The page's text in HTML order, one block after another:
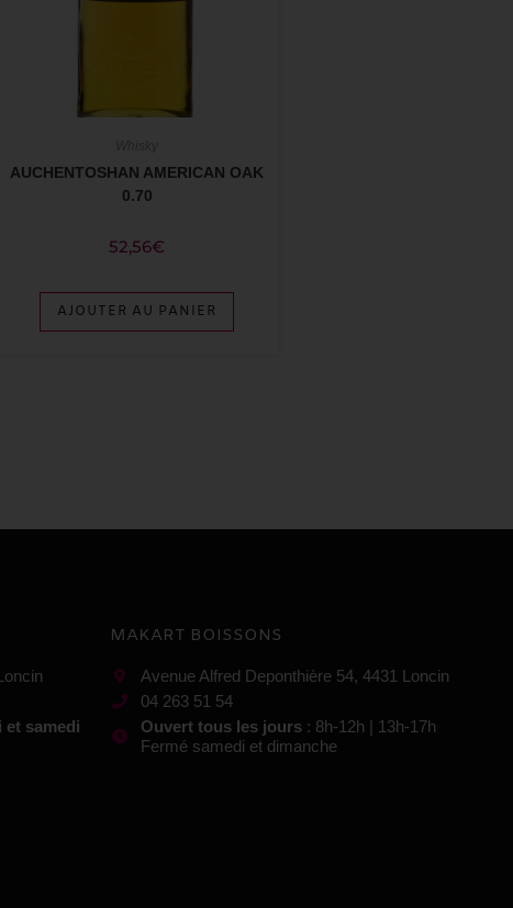
AUCHENTOSHAN AMERICAN OAK
0.70
52,56€
AJOUTER AU PANIER
et samedi
MAKART BOISSONS
Avenue Alfred Deponthière 54, 4431 Loncin
04 263 51 54
Ouvert tous les jours: 8h-12h | 13h-17h
Fermé samedi et dimanche